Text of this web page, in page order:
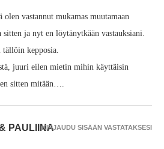
vastannut mukamas muutamaan
ja nyt en löytänytkään vastauksiani.
kepposia.
juuri eilen mietin mihin käyttäisin
sitten mitään….
PAULIINAKIRJAUDU SISÄÄN VASTATAKSESI